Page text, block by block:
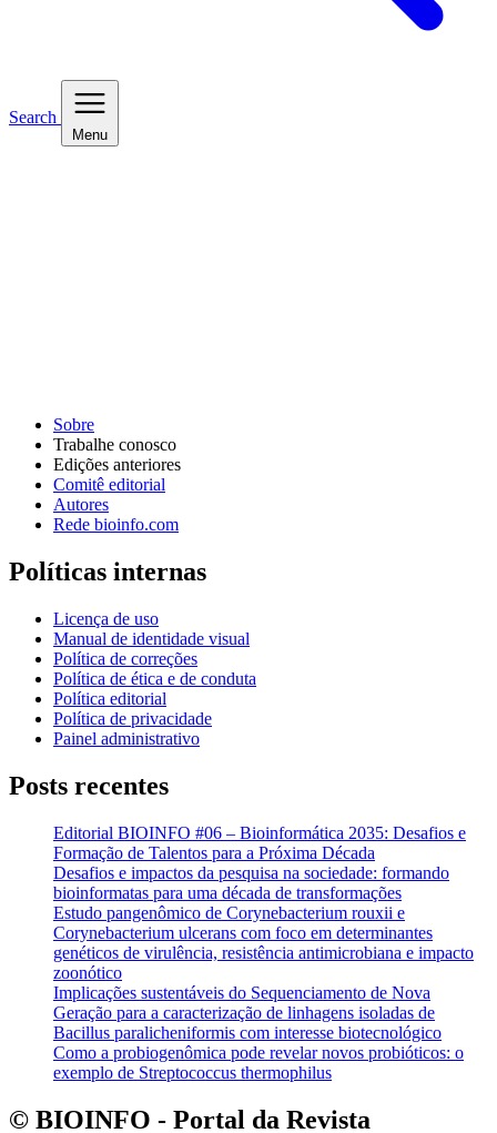
Search
Menu
Sobre
Trabalhe conosco
Edições anteriores
Comitê editorial
Autores
Rede bioinfo.com
Políticas internas
Licença de uso
Manual de identidade visual
Política de correções
Política de ética e de conduta
Política editorial
Política de privacidade
Painel administrativo
Posts recentes
Editorial BIOINFO #06 – Bioinformática 2035: Desafios e
Formação de Talentos para a Próxima Década
Desafios e impactos da pesquisa na sociedade: formando
bioinformatas para uma década de transformações
Estudo pangenômico de Corynebacterium rouxii e
Corynebacterium ulcerans com foco em determinantes
genéticos de virulência, resistência antimicrobiana e impacto
zoonótico
Implicações sustentáveis do Sequenciamento de Nova
Geração para a caracterização de linhagens isoladas de
Bacillus paralicheniformis com interesse biotecnológico
Como a probiogenômica pode revelar novos probióticos: o
exemplo de Streptococcus thermophilus
© BIOINFO - Portal da Revista